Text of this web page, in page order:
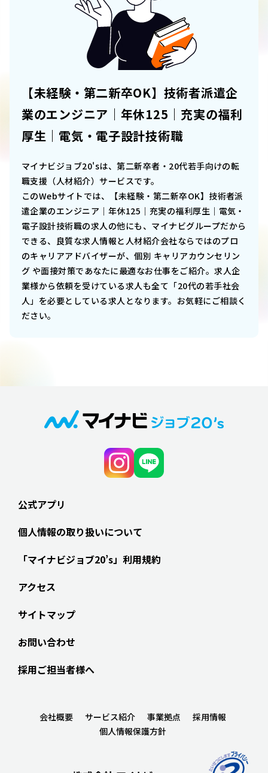
【未経験・第二新卒OK】技術者派遣企
業のエンジニア｜年休125｜充実の福利
厚生｜電気・電子設計技術職
マイナビジョブ20'sは、第二新卒者・20代若手向けの転
職支援（人材紹介）サービスです。
このWebサイトでは、
【未経験・第二新卒OK】技術者派
遣企業のエンジニア｜年休125｜充実の福利厚生｜電気・
電子設計技術職の求人の他にも、マイナビグループだから
できる、良質な求人情報と人材紹介会社ならではのプロ
のキャリアアドバイザーが、個別 キャリアカウンセリン
グ や面接対策であなたに最適なお仕事をご紹介。求人企
業様から依頼を受けている求人も全て「20代の若手社会
人」を必要としている求人となります。お気軽にご相談く
ださい。
公式アプリ
個人情報の取り扱いについて
「マイナビジョブ20’s」利用規約
アクセス
サイトマップ
お問い合わせ
採用ご担当者様へ
会社概要 サービス紹介 事業拠点
採用情報
個人情報保護方針